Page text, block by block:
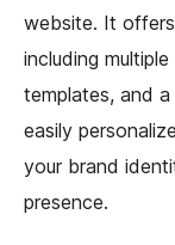
website. It
including
templates, and
easily
your brand
presence.